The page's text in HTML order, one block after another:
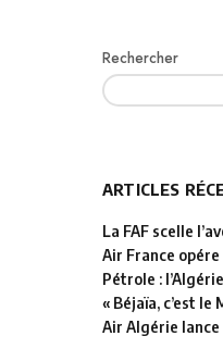
Rechercher
ARTICLES
La FAF scelle
Air France
Pétrole :
« Béjaïa, c’est le
Air Algérie